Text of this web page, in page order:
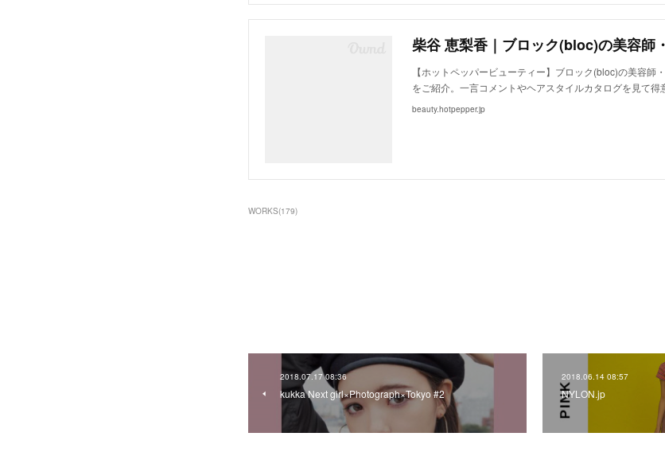
【ホットペッパービューティー】ブロック(bloc)の美容師
をご紹介。一言コメントやヘアスタイルカタログを見て
beauty.hotpepper.jp
WORKS(179)
2018.07.17 08:36
kukka Next girl×Photograph×Tokyo #2
2018.06.14 08:57
NYLON.jp